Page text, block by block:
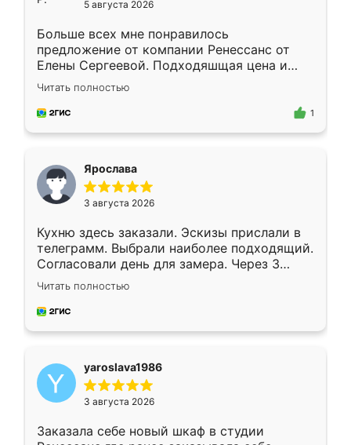
5 августа 2026
Больше всех мне понравилось
предложение от компании Ренессанс от
Елены Сергеевой. Подходяшщая цена и
короткие сроки изготовления. Приехавший
для замера сотрудник Владислав
предложил по моему эскизу самый
Читать полностью
1
Ярослава
3 августа 2026
Кухню здесь заказали. Эскизы прислали в
телеграмм. Выбрали наиболее подходящий.
Согласовали день для замера. Через 3
недели кухня была уже готова. Остались
довольны работой. Спасибо Ренессанс
мебель за качественную работу!
Читать полностью
yaroslava1986
3 августа 2026
Заказала себе новый шкаф в студии